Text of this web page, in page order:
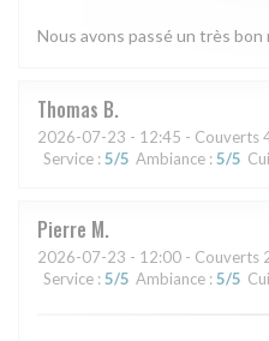
Nous avons passé un très
Thomas B
2026-07-23 - 12:45 - Couverts
Service : 5/5 Ambiance : 5/5
Pierre M
2026-07-23 - 12:00 - Couverts
Service : 5/5 Ambiance : 5/5